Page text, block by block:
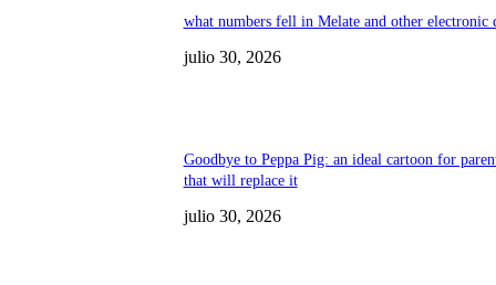
what numbers fell in Melate and other electronic
julio 30, 2026
Goodbye to Peppa Pig: an ideal cartoon for
that will replace it
julio 30, 2026